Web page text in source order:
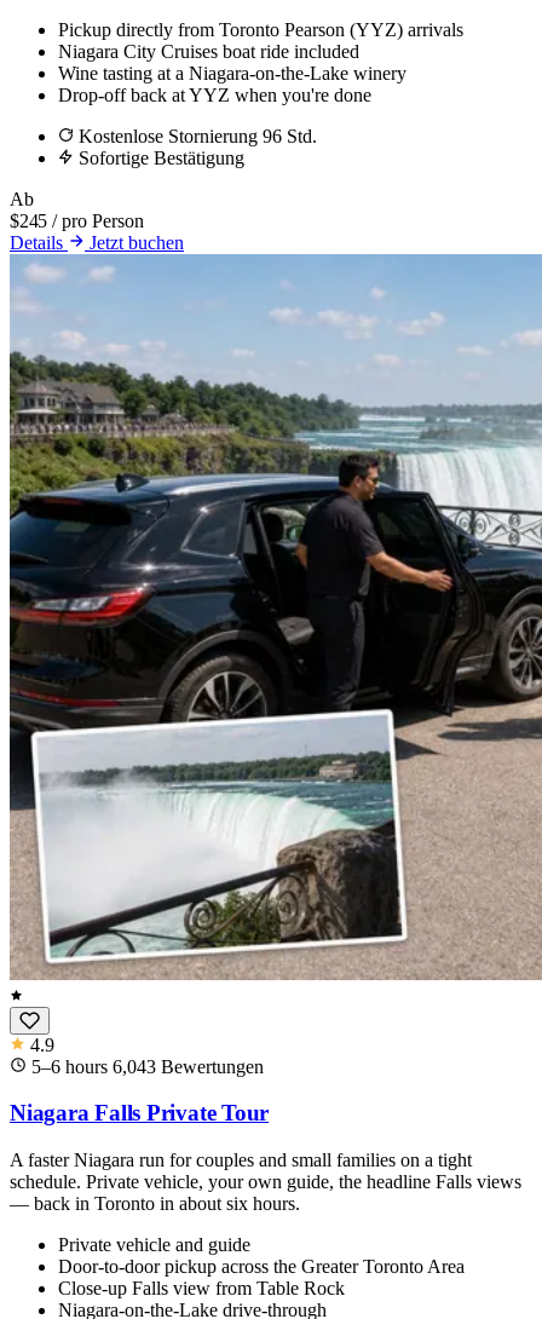
Pickup directly from Toronto Pearson (YYZ) arrivals
Niagara City Cruises boat ride included
Wine tasting at a Niagara-on-the-Lake winery
Drop-off back at YYZ when you're done
Kostenlose Stornierung 96 Std.
Sofortige Bestätigung
Ab
$245 / pro Person
Details
Jetzt buchen
4.9
5–6 hours 6,043 Bewertungen
Niagara Falls Private Tour
A faster Niagara run for couples and small families on a tight
schedule. Private vehicle, your own guide, the headline Falls views
— back in Toronto in about six hours.
Private vehicle and guide
Door-to-door pickup across the Greater Toronto Area
Close-up Falls view from Table Rock
Niagara-on-the-Lake drive-through